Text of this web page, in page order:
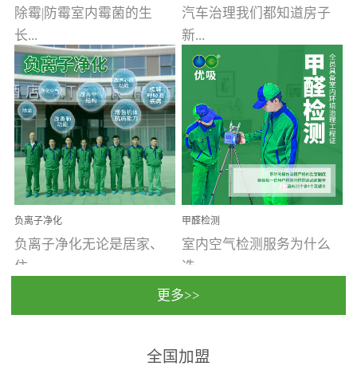
除霉|防霉室内霉菌的生
长...
受温度、湿度、基质养
分、通风四个条件影响，
温暖潮湿、营养物质多、
通风缓慢的空间最易滋生
大量霉菌的...
汽车治理我们都知道房子
新...
装修完会有甲醛，其实汽
车的甲醛超标问题更为严
重。汽车的空间范围小，
配件、皮具、装饰多，这
些都是汽...
负离子净化
负离子净化无论是居家、
住...
动，人类长时间停留的室
甲醛检测
室内空气检测服务为什么
选...
行国家规定的标准检测方
更多>>
全国加盟